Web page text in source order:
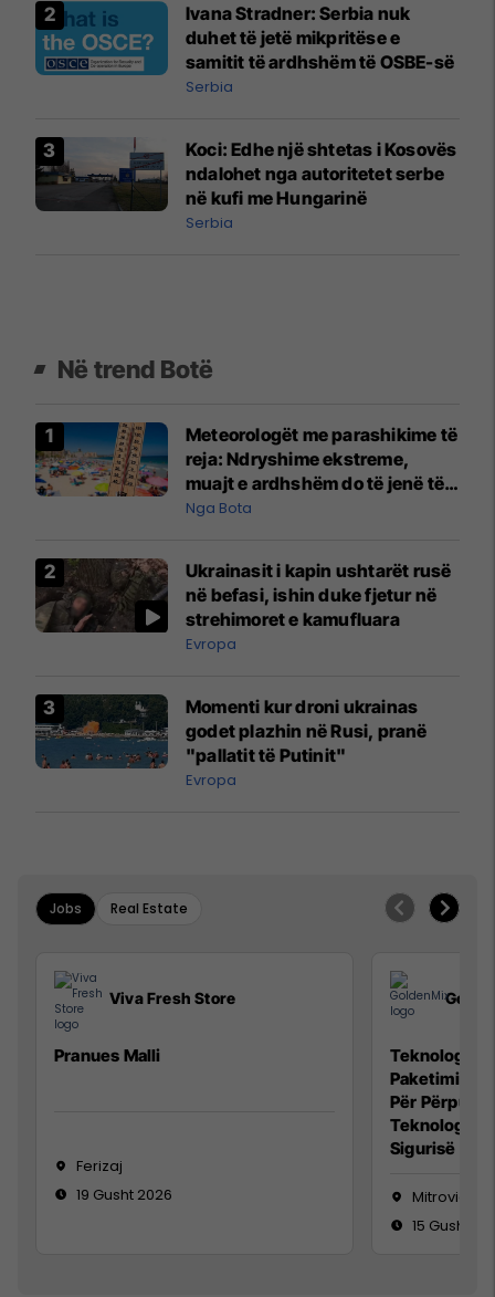
Ivana Stradner: Serbia nuk
duhet të jetë mikpritëse e
samitit të ardhshëm të OSBE-së
Serbia
Koci: ​Edhe një shtetas i Kosovës
ndalohet nga autoritetet serbe
në kufi me Hungarinë
Serbia
Në trend Botë
Meteorologët me parashikime të
reja: Ndryshime ekstreme,
muajt e ardhshëm do të jenë të
pazakontë
Nga Bota
Ukrainasit i kapin ushtarët rusë
në befasi, ishin duke fjetur në
strehimoret e kamufluara
Evropa
Momenti kur droni ukrainas
godet plazhin në Rusi, pranë
"pallatit të Putinit"
Evropa
Jobs Real Estate
Viva Fresh Store
Pranues Malli
Ferizaj
19 Gusht 2026
Teknolog/e
Paketimin e
Për
Teknolog/e
Sigurisë së
Mitrovicë
15 Gusht